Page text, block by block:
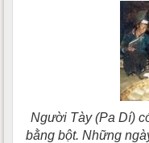
Người Tày (Pa Dí)
bằng bột. Những